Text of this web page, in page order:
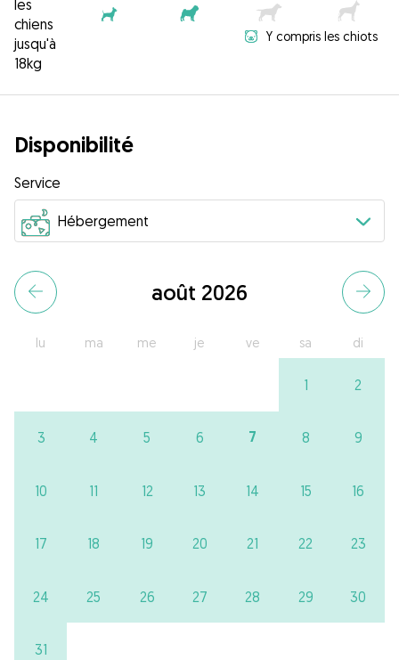
les
chiens
jusqu'à
18kg
Y compris les chiots
Disponibilité
Service
août 2026
lu ma me je ve sa di
1 2
3 4 5 6 7 8 9
10 11 12 13 14 15 16
17 18 19 20 21 22 23
24 25 26 27 28 29 30
31